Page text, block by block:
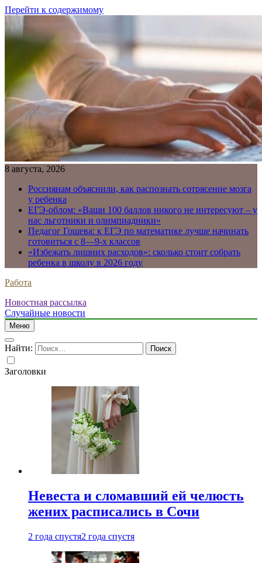
Перейти к содержимому
8 августа, 2026
Россиянам объяснили, как распознать сотрясение мозга
у ребенка
ЕГЭ-облом: «Ваши 100 баллов никого не интересуют – у
нас льготники и олимпиадники»
Педагог Гошева: к ЕГЭ по математике лучше начинать
готовиться с 8—9-х классов
«Избежать лишних расходов»: сколько стоит собрать
ребенка в школу в 2026 году
Работа
Новостная рассылка
Случайные новости
Меню
Найти:
Заголовки
Невеста и сломавший ей челюсть
жених расписались в Сочи
2 года спустя2 года спустя